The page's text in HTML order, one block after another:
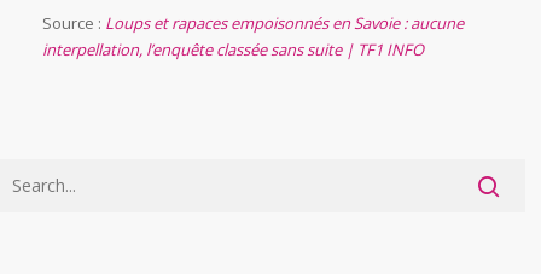
Source : Loups et rapaces empoisonnés en Savoie : aucune
interpellation, l’enquête classée sans suite | TF1 INFO